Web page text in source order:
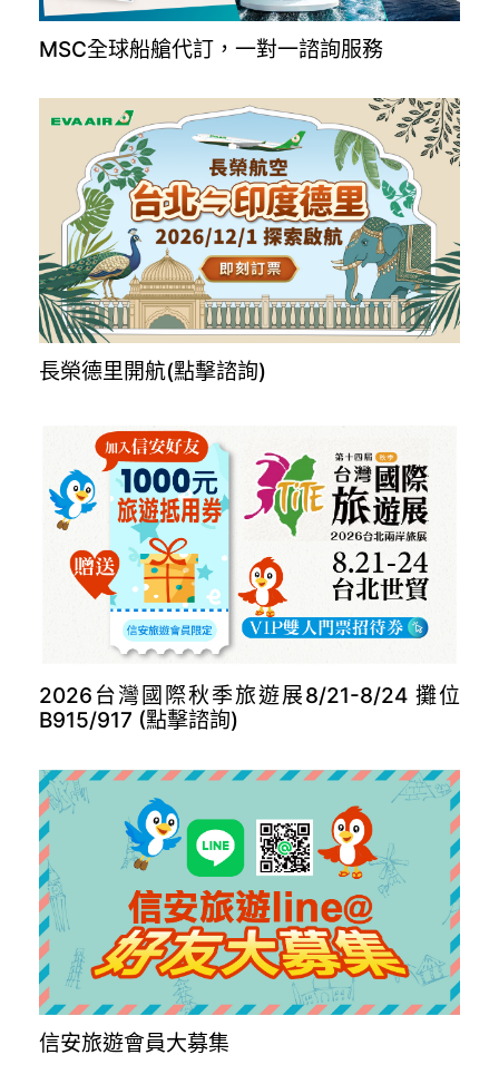
MSC全球船艙代訂，一對一諮詢服務
長榮德里開航(點擊諮詢)
2026台灣國際秋季旅遊展8/21-8/24 攤位
B915/917 (點擊諮詢)
信安旅遊會員大募集